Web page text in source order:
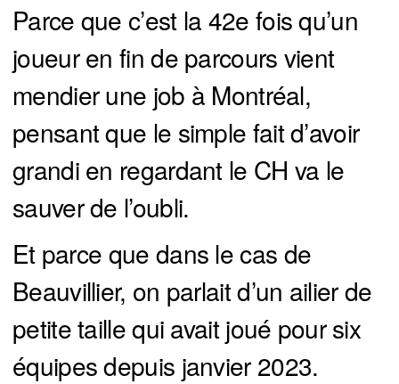
Parce que c’est la 42e fois qu’un
joueur en fin de parcours vient
mendier une job à Montréal,
pensant que le simple fait d’avoir
grandi en regardant le CH va le
sauver de l’oubli.
Et parce que dans le cas de
Beauvillier, on parlait d’un ailier de
petite taille qui avait joué pour six
équipes depuis janvier 2023.